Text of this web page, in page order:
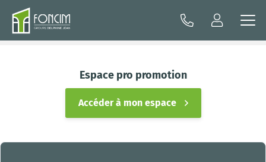
Espace pro promotion
Accéder à mon espace